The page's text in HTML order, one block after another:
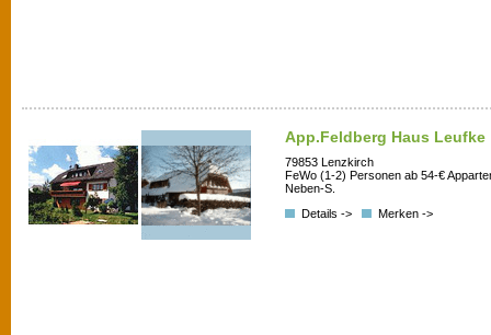
App.Feldberg Haus Leufke
79853 Lenzkirch
FeWo (1-2) Personen ab 54-€
Neben-S.
Details ->
Merken ->